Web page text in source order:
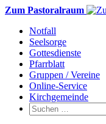
Weiter
Inhalt
Zum Pastoralraum
Notfall
Seelsorge
Gottesdienste
Pfarrblatt
Gruppen / Vereine
Online-Service
Kirchgemeinde
Suchen
nach: